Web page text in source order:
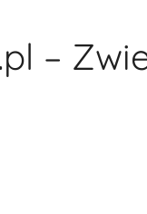
–